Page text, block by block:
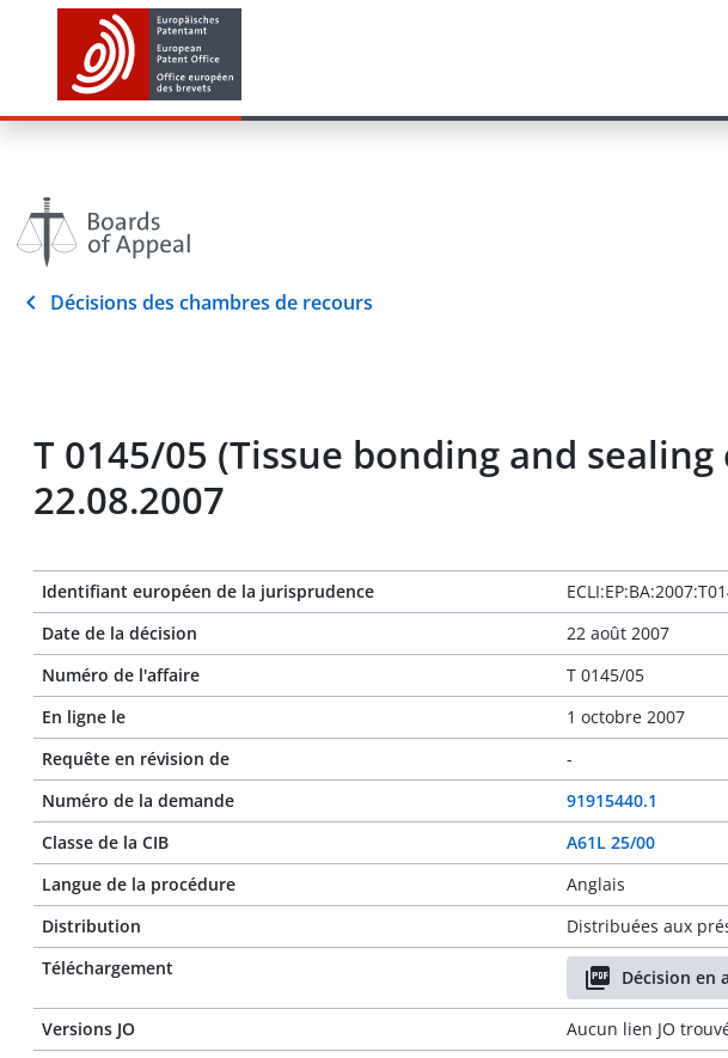
Décisions des chambres de recours
T 0145/05 (Tissue bonding and sealing
22.08.2007
Identifiant européen de la jurisprudence
Date de la décision
22 août 2007
Numéro de l'affaire
T 0145/05
En ligne le
1 octobre 2007
Requête en révision de
-
Numéro de la demande
91915440.1
Classe de la CIB
A61L 25/00
Langue de la procédure
Anglais
Distribution
Distribuées aux
Téléchargement
Décision en
Versions JO
Aucun lien JO